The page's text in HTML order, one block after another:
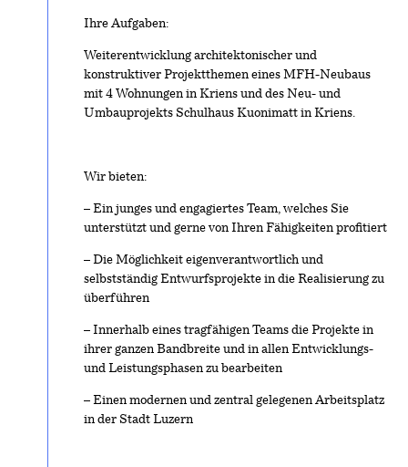
Ihre Aufgaben:
Weiterentwicklung architektonischer und
konstruktiver Projektthemen eines MFH-Neubaus
mit 4 Wohnungen in Kriens und des Neu- und
Umbauprojekts Schulhaus Kuonimatt in Kriens.
Wir bieten:
– Ein junges und engagiertes Team, welches Sie
unterstützt und gerne von Ihren Fähigkeiten profitiert
– Die Möglichkeit eigenverantwortlich und
selbstständig Entwurfsprojekte in die Realisierung zu
überführen
– Innerhalb eines tragfähigen Teams die Projekte in
ihrer ganzen Bandbreite und in allen Entwicklungs-
und Leistungsphasen zu bearbeiten
– Einen modernen und zentral gelegenen Arbeitsplatz
in der Stadt Luzern